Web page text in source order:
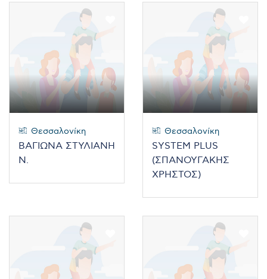
Θεσσαλονίκη
ΒΑΓΙΩΝΑ ΣΤΥΛΙΑΝΗ
Ν.
Θεσσαλονίκη
SYSTEM PLUS
(ΣΠΑΝΟΥΓΑΚΗΣ
ΧΡΗΣΤΟΣ)